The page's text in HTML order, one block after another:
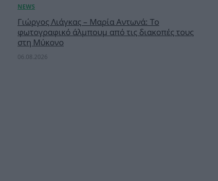
Γιώργος Λιάγκας – Μαρία Αντωνά: Το
φωτογραφικό άλμπουμ από τις διακοπές τους
στη Μύκονο
06.08.2026